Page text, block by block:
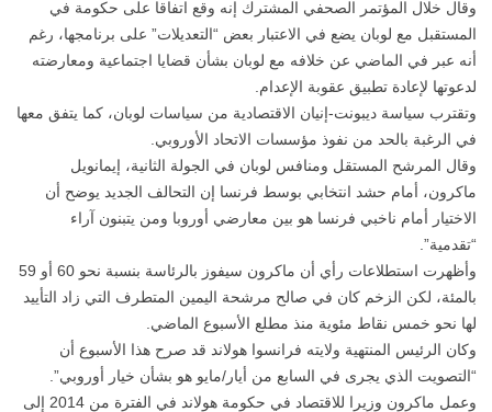
وقال خلال المؤتمر الصحفي المشترك إنه وقع اتفاقا على حكومة في
المستقبل مع لوبان يضع في الاعتبار بعض “التعديلات” على برنامجها، رغم
أنه عبر في الماضي عن خلافه مع لوبان بشأن قضايا اجتماعية ومعارضته
لدعوتها لإعادة تطبيق عقوبة الإعدام.
وتقترب سياسة ديبونت-إنيان الاقتصادية من سياسات لوبان، كما يتفق معها
في الرغبة بالحد من نفوذ مؤسسات الاتحاد الأوروبي.
وقال المرشح المستقل ومنافس لوبان في الجولة الثانية، إيمانويل
ماكرون، أمام حشد انتخابي بوسط فرنسا إن التحالف الجديد يوضح أن
الاختيار أمام ناخبي فرنسا هو بين معارضي أوروبا ومن يتبنون آراء
“تقدمية”.
وأظهرت استطلاعات رأي أن ماكرون سيفوز بالرئاسة بنسبة نحو 60 أو 59
بالمئة، لكن الزخم كان في صالح مرشحة اليمين المتطرف التي زاد التأييد
لها نحو خمس نقاط مئوية منذ مطلع الأسبوع الماضي.
وكان الرئيس المنتهية ولايته فرانسوا هولاند قد صرح هذا الأسبوع أن
“التصويت الذي يجرى في السابع من أيار/مايو هو بشأن خيار أوروبي”.
وعمل ماكرون وزيرا للاقتصاد في حكومة هولاند في الفترة من 2014 إلى